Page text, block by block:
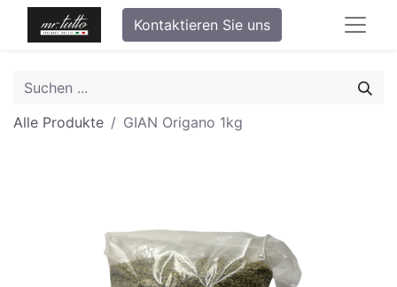
Kontaktieren Sie uns
Alle Produkte GIAN Origano 1kg